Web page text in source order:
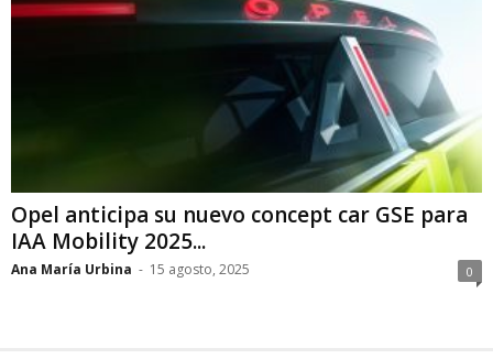
Opel anticipa su nuevo concept car GSE para
IAA Mobility 2025...
Ana María Urbina - 15 agosto, 2025 0